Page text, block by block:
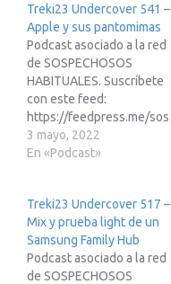
Treki23 Undercover 541 –
Apple y sus pantomimas
Podcast asociado a la red
de SOSPECHOSOS
HABITUALES. Suscríbete
con este feed:
https://feedpress.me/sos
pechososhabitualesEnlac
e de afiliados de Amazon:
a tu Apple Watch
(volumen 2):
https://www.treki23.c...
3 mayo, 2022
En «Podcast»
Treki23 Undercover 517 –
Mix y prueba light de un
Samsung Family Hub
Podcast asociado a la red
de SOSPECHOSOS